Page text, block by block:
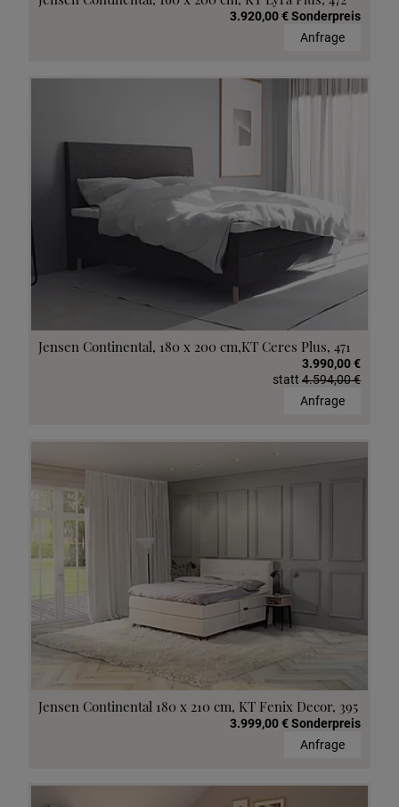
3.920,00 € Sonderpreis
Anfrage
Jensen Continental, 180 x 200 cm,KT Ceres Plus, 471
3.990,00 €
statt 4.594,00 €
Anfrage
Jensen Continental 180 x 210 cm, KT Fenix Decor, 395
3.999,00 € Sonderpreis
Anfrage